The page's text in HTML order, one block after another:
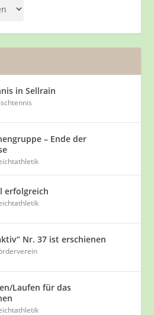
in Sellrain
– Ende der
erfolgreich
Nr. 37 ist erschienen
Laufen für das